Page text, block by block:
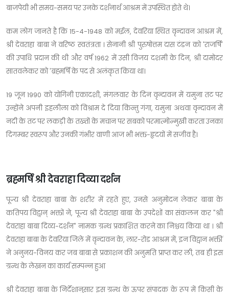
बाजपेयी भी समय-समय पर उनके दर्शनार्थ आश्रम में उपस्थित होते थे।
कम लोग जानते है कि 15-4-1948 को मईल, देवरिया स्थित वृन्दावन आश्रम में,
श्री देवराहा बाबा ने वरिष्ठ स्वतंत्रता । सेनानी श्री पुरुषोत्तम दास टंडन को 'राजर्षि'
की उपाधि प्रदान की थी और वर्ष 1962 में उसी विजय दशमी के दिन, श्री दामोदर
सातवलेकर को 'ब्रह्मर्षि के पद से अलंकृत किया था।
19 जून 1990 को योगिनी एकादशी, मंगलवार के दिन वृन्दावन में यमुना तट पर
उन्होंने अपनी इहलीला को विश्राम दे दिया किन्तु गंगा, यमुना अथवा वृन्दावन में
नदी के तट पर लकड़ी के तख्तों के मचान पर सबको परमात्मोन्मुखी करता उनका
दिगम्बर स्वरूप और उनकी गंभीर वाणी आज भी भक्त-हृदयों में सजीव है।
ब्रह्मर्षि श्री देवराहा दिव्या दर्शन
पूज्य श्री देवराहा बाबा के शरीर में रहते हुए, उनसे अनुमोदन लेकर बाबा के
कतिपय विद्वान् भक्तों ने, पूज्य श्री देवराहा बाबा के उपदेशों का संकलन कर "श्री
देवराहा बाबा दिव्य-दर्शन" नामक ग्रन्थ प्रकाशित करने का निश्चय किया था । श्री
देवराहा बाबा के देवरिया जिले में वृन्दावन के, लार-रोड आश्रम में, इन विद्वान भक्तीं
ने अनुनय-विनय कर जब बाबा से प्रकाशन की अनुमति प्राप्त कर ली, तब ही इस
ग्रन्थ के लेखन का कार्य सम्पन्न हुआ
श्री देवराहा बाबा के निर्देशानुसार इस ग्रन्थ के ऊपर संपादक के रूप में किसी के